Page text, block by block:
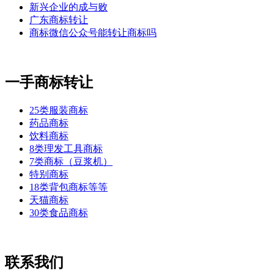
新兴企业的成与败
广东商标转让
商标微信公众号能转让商标吗
一手商标转让
25类服装商标
药品商标
饮料商标
8类理发工具商标
7类商标（豆浆机）
特别商标
18类背包商标等等
天猫商标
30类食品商标
联系我们